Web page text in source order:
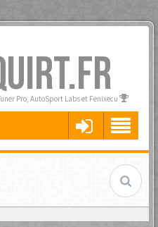
Pro, AutoSport Labs et Fenixecu